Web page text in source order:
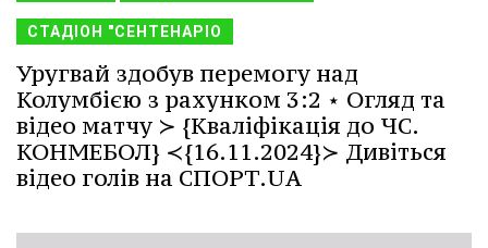
СТАДІОН "СЕНТЕНАРІО
Уругвай здобув перемогу над
Колумбією з рахунком 3:2 ⋆ Огляд та
відео матчу ≻ {Кваліфікація до ЧС.
КОНМЕБОЛ} ≺{16.11.2024}≻ Дивіться
відео голів на СПОРТ.UA